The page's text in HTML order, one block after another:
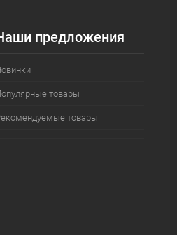
предложения
товары
товары